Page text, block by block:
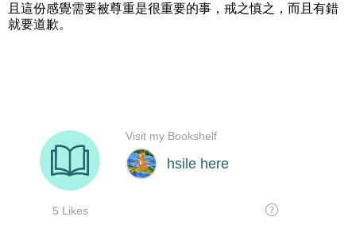
且這份感覺需要被尊重是很重要的事，戒之慎之，而且有錯
就要道歉。